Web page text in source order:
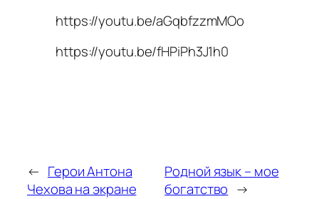
https://youtu.be/aGqbfzzmMOo
https://youtu.be/fHPiPh3J1h0
← Герои Антона
Чехова на экране
Родной язык – мое
богатство →